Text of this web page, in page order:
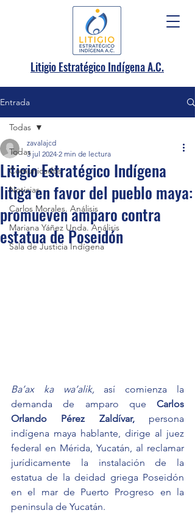
Litigio Estratégico Indígena A.C.
Entrada
Todas
Comunicados
Noticias
Carlos Morales. Análisis
Mariana Yáñez Unda. Análisis
Sala de Justicia Indígena
Todas
Litigio Estratégico Indígena
litiga en favor del pueblo maya:
promueven amparo contra
estatua de Poseidón
zavalajcd
3 jul 2024 2 min de lectura
Ba’ax ka wa’alik, así comienza la
demanda de amparo que
Carlos
Orlando Pérez Zaldívar, persona
indígena maya hablante, dirige al juez
federal en Mérida, Yucatán, al reclamar
jurídicamente la instalación de la
estatua de la deidad griega Poseidón
en el mar de Puerto Progreso en la
peninsula de Yucatán.